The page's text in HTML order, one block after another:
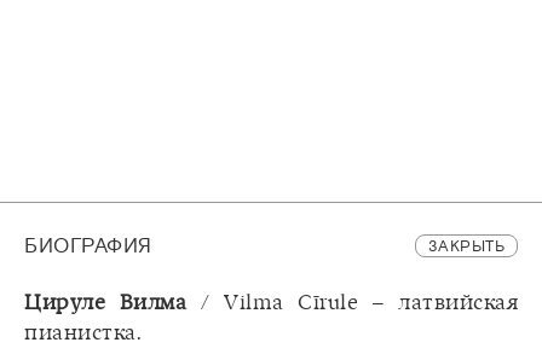
БИОГРАФИЯ ЗАКРЫТЬ
Цируле Вилма/ Vilma Cīrule – латвийская
пианистка.